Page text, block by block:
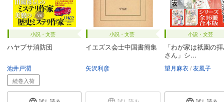
小説・文芸
ハヤブサ消防団
池井戸潤
続巻入荷
小説・文芸
イエズス会士中国書簡集
矢沢利彦
小説・文芸
「わが家は祇園の
さん」シ...
望月麻衣 友風子